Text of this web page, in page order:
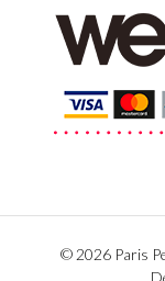
© 2026 Paris